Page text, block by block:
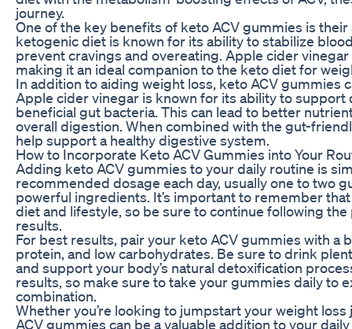
journey.
One of the key benefits of keto ACV gummies is
ketogenic diet is known for its ability to stabilize
prevent cravings and overeating. Apple cider
making it an ideal companion to the keto diet for
In addition to aiding weight loss, keto ACV gummies
Apple cider vinegar is known for its ability to
beneficial gut bacteria. This can lead to better
overall digestion. When combined with the gut-
help support a healthy digestive system.
How to Incorporate Keto ACV Gummies into Your
Adding keto ACV gummies to your daily routine is
recommended dosage each day, usually one to two
powerful ingredients. It’s important to remember
diet and lifestyle, so be sure to continue following
results.
For best results, pair your keto ACV gummies with a
protein, and low carbohydrates. Be sure to drink
and support your body’s natural detoxification
results, so make sure to take your gummies daily to
combination.
Whether you’re looking to jumpstart your weight
ACV gummies can be a valuable addition to your